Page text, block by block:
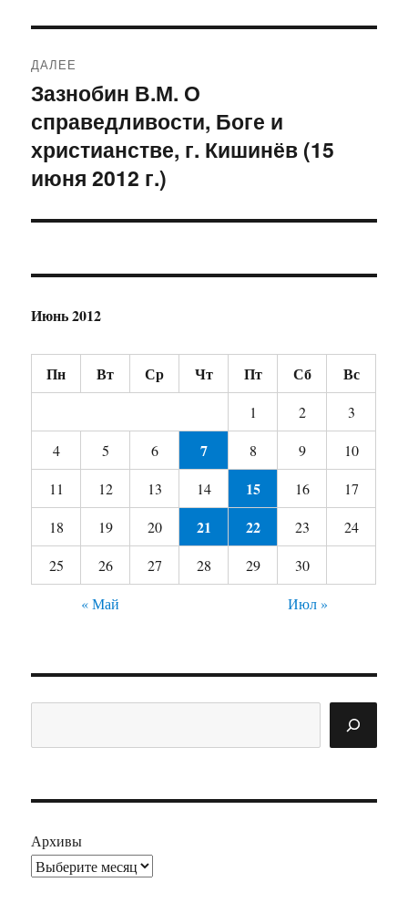
ДАЛЕЕ
Следующая
запись:
Зазнобин В.М. О
справедливости, Боге и
христианстве, г. Кишинёв (15
июня 2012 г.)
Июнь 2012
Пн Вт Ср Чт Пт Сб Вс
1 2
3
4
5 6 7 8 9
10
11
12 13 14 15 16
17
18
19 20 21 22 23
24
25
26 27 28 29
30
« Май
Июл »
Архивы